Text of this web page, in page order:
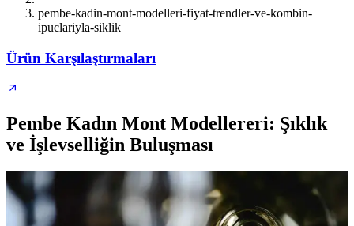
pembe-kadin-mont-modelleri-fiyat-trendler-ve-kombin-
ipuclariyla-siklik
Ürün Karşılaştırmaları
Pembe Kadın Mont Modellereri: Şıklık
ve İşlevselliğin Buluşması